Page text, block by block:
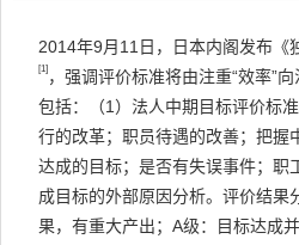
2014年9月11日，日本内阁发布《
[1] ，强调评价标准将由注重“效率”
包括：（1）法人中期目标评价标
行的改革；职员待遇的改善；把握
达成的目标；是否有失误事件；职
成目标的外部原因分析。评价结果
果，有重大产出；A级：目标达成